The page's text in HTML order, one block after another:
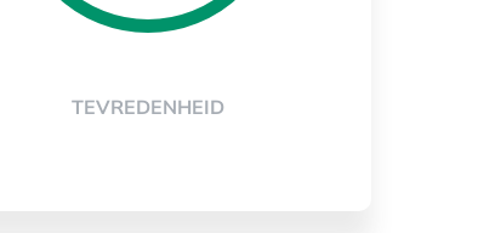
TEVREDENHEID